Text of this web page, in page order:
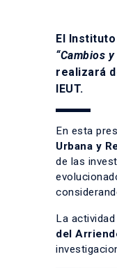
El
“Cambios
realizará
IEUT.
En esta
Urbana y
de las
La
del